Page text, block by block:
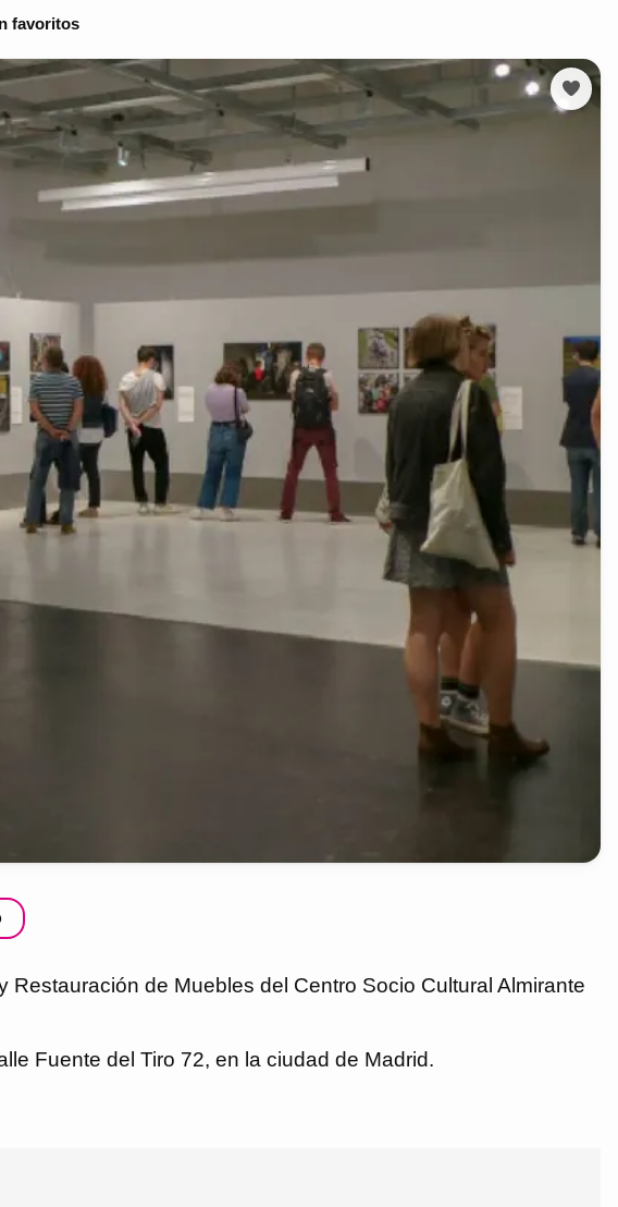
favoritos
de Muebles del Centro Socio Cultural Almirante
Fuente del Tiro 72, en la ciudad de Madrid.